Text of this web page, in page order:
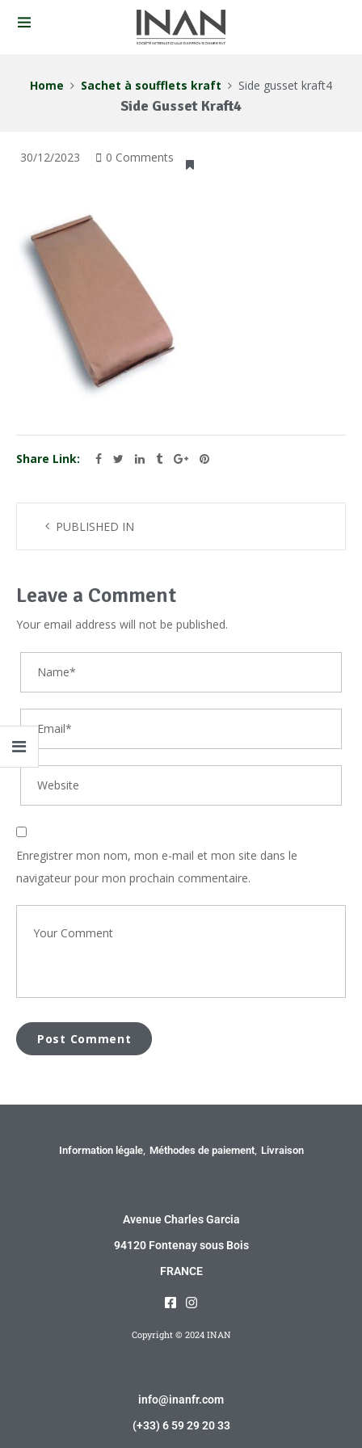
Home Sachet à soufflets kraft Side gusset kraft4
Side Gusset Kraft4
30/12/2023 0 Comments
Share Link:
PUBLISHED IN
Leave a Comment
Your email address will not be published.
Enregistrer mon nom, mon e-mail et mon site dans le
navigateur pour mon prochain commentaire.
Information légale Méthodes de paiement Livraison
Avenue Charles Garcia
94120 Fontenay sous Bois
FRANCE
Copyright © 2024 INAN
info@inanfr.com
(+33) 6 59 29 20 33